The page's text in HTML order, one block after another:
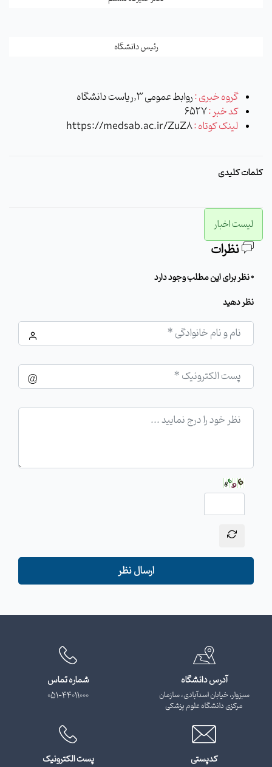
رئیس دانشگاه
گروه خبری :روابط عمومی 3,ریاست دانشگاه
کد خبر :6527
لینک کوتاه :https://medsab.ac.ir/ZuZ8
کلمات کلیدی
لیست اخبار
نظرات
0 نظر برای این مطلب وجود دارد
نظر دهید
ارسال نظر
آدرس دانشگاه
سبزوار، خیابان اسدآبادی، سازمان
مرکزی دانشگاه علوم پزشکی
شماره تماس
051-44011000
کدپستی
پست الکترونیک